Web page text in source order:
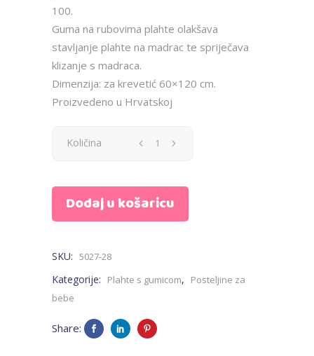
100.
Guma na rubovima plahte olakšava
stavljanje plahte na madrac te spriječava
klizanje s madraca.
Dimenzija: za krevetić 60×120 cm.
Proizvedeno u Hrvatskoj
Plahta
gumicom
roza,
jednobojna
quantity
Količina
Dodaj u košaricu
SKU: 5027-28
Kategorije: Plahte s gumicom,
Posteljine za
bebe
Share: